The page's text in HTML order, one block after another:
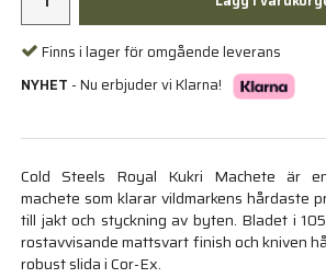
Finns i lager för omgående leverans
NYHET - Nu erbjuder vi Klarna!
Cold Steels Royal Kukri Machete är
machete som klarar vildmarkens hårdaste
till jakt och styckning av byten. Bladet i
rostavvisande mattsvart finish och kniven
robust slida i Cor-Ex.